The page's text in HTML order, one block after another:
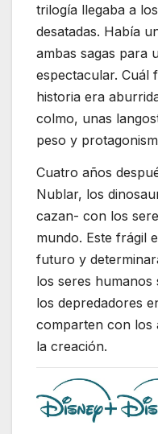
trilogía llegaba a
desatadas. Había
ambas sagas para
espectacular. Cuál
historia era
colmo, unas
peso y
Cuatro años
Nublar, los
cazan- con los
mundo. Este frágil
futuro y
los seres humanos
los depredadores
comparten con los
la creación.